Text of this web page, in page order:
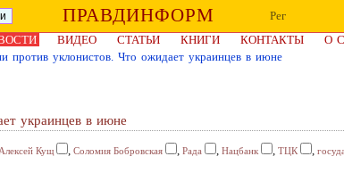
ПРАВДИНФОРМ
Рег
ВИДЕО СТАТЬИ КНИГИ КОНТАКТЫ
О
против уклонистов. Что ожидает украинцев в июне
украинцев в июне
Алексей Кущ , Соломия Бобровская , Рада , Нацбанк , ТЦК ,